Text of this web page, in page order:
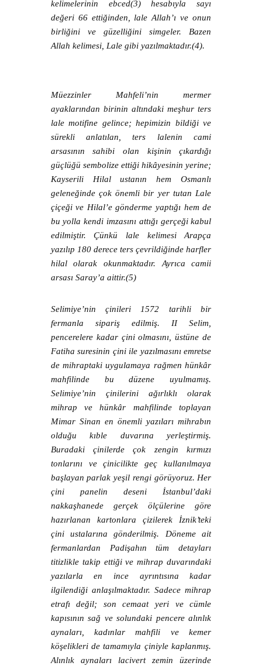
kelimelerinin ebced(3) hesabıyla sayı
değeri 66 ettiğinden, lale Allah’ı ve onun
birliğini ve güzelliğini simgeler. Bazen
Allah kelimesi, Lale gibi yazılmaktadır.(4).
Müezzinler Mahfeli’nin mermer
ayaklarından birinin altındaki meşhur ters
lale motifine gelince; hepimizin bildiği ve
sürekli anlatılan, ters lalenin cami
arsasının sahibi olan kişinin çıkardığı
güçlüğü sembolize ettiği hikâyesinin yerine;
Kayserili Hilal ustanın hem Osmanlı
geleneğinde çok önemli bir yer tutan Lale
çiçeği ve Hilal’e gönderme yaptığı hem de
bu yolla kendi imzasını attığı gerçeği kabul
edilmiştir. Çünkü lale kelimesi Arapça
yazılıp 180 derece ters çevrildiğinde harfler
hilal olarak okunmaktadır. Ayrıca camii
arsası Saray’a aittir.(5)
Selimiye’nin çinileri 1572 tarihli bir
fermanla sipariş edilmiş. II Selim,
pencerelere kadar çini olmasını, üstüne de
Fatiha suresinin çini ile yazılmasını emretse
de mihraptaki uygulamaya rağmen hünkâr
mahfilinde bu düzene uyulmamış.
Selimiye’nin çinilerini ağırlıklı olarak
mihrap ve hünkâr mahfilinde toplayan
Mimar Sinan en önemli yazıları mihrabın
olduğu kıble duvarına yerleştirmiş.
Buradaki çinilerde çok zengin kırmızı
tonlarını ve çinicilikte geç kullanılmaya
başlayan parlak yeşil rengi görüyoruz. Her
çini panelin deseni İstanbul’daki
nakkaşhanede gerçek ölçülerine göre
hazırlanan kartonlara çizilerek İznik’teki
çini ustalarına gönderilmiş. Döneme ait
fermanlardan Padişahın tüm detayları
titizlikle takip ettiği ve mihrap duvarındaki
yazılarla en ince ayrıntısına kadar
ilgilendiği anlaşılmaktadır. Sadece mihrap
etrafı değil; son cemaat yeri ve cümle
kapısının sağ ve solundaki pencere alınlık
aynaları, kadınlar mahfili ve kemer
köşelikleri de tamamıyla çiniyle kaplanmış.
Alınlık aynaları lacivert zemin üzerinde